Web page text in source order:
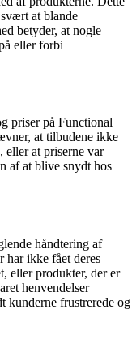
at blande
betyder, at nogle
eller forbi
priser på Functional
at tilbudene ikke
at priserne var
af at blive snydt hos
håndtering af
har ikke fået deres
eller produkter, der er
henvendelser
kunderne frustrerede og